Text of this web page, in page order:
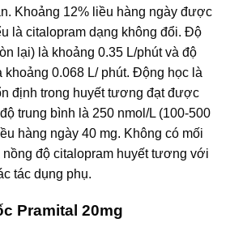
Khoảng 12% liều hàng ngày được
là citalopram dạng không đổi. Độ
lại) là khoảng 0.35 L/phút và độ
khoảng 0.068 L/ phút. Động học là
định trong huyết tương đạt được
trung bình là 250 nmol/L (100-500
hàng ngày 40 mg. Không có mối
độ citalopram huyết tương với
tác dụng phụ.
Pramital 20mg